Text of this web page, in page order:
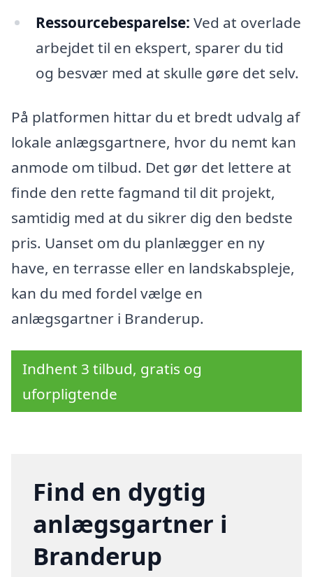
Ressourcebesparelse: Ved at overlade
arbejdet til en ekspert, sparer du tid
og besvær med at skulle gøre det selv.
På platformen hittar du et bredt udvalg af
lokale anlægsgartnere, hvor du nemt kan
anmode om tilbud. Det gør det lettere at
finde den rette fagmand til dit projekt,
samtidig med at du sikrer dig den bedste
pris. Uanset om du planlægger en ny
have, en terrasse eller en landskabspleje,
kan du med fordel vælge en
anlægsgartner i Branderup.
Indhent 3 tilbud, gratis og
uforpligtende
Find en dygtig
anlægsgartner i
Branderup